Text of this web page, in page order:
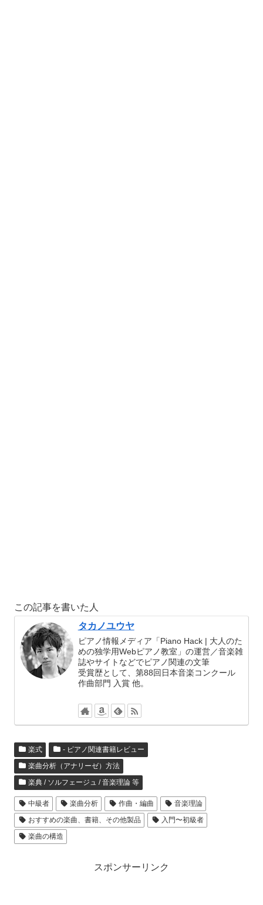
この記事を書いた人
タカノユウヤ
ピアノ情報メディア「Piano Hack | 大人のた
めの独学用Webピアノ教室」の運営／音楽雑
誌やサイトなどでピアノ関連の文筆
受賞歴として、第88回日本音楽コンクール
作曲部門 入賞 他。
楽式
- ピアノ関連書籍レビュー
楽曲分析（アナリーゼ）方法
楽典 / ソルフェージュ / 音楽理論 等
中級者 楽曲分析 作曲・編曲
音楽理論
おすすめの楽曲、書籍、その他製品
入門〜初級者
楽曲の構造
スポンサーリンク